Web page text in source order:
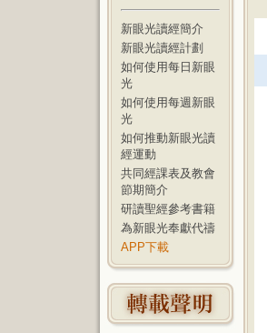
新眼光讀經簡介
新眼光讀經計劃
如何使用每日新眼
光
如何使用每週新眼
光
如何推動新眼光讀
經運動
共同經課表及教會
節期簡介
研讀聖經參考書籍
為新眼光奉獻代禱
APP下載